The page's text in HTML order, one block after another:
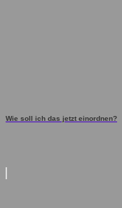
Wie soll ich das jetzt einordnen?